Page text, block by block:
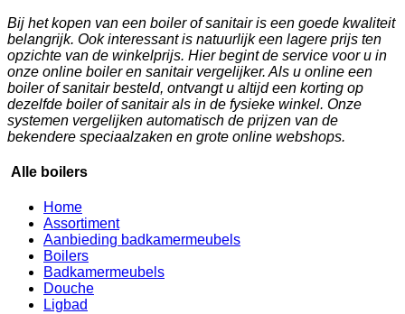
Bij het kopen van een boiler of sanitair is een goede kwaliteit
belangrijk. Ook interessant is natuurlijk een lagere prijs ten
opzichte van de winkelprijs. Hier begint de service voor u in
onze online boiler en sanitair vergelijker. Als u online een
boiler of sanitair besteld, ontvangt u altijd een korting op
dezelfde boiler of sanitair als in de fysieke winkel. Onze
systemen vergelijken automatisch de prijzen van de
bekendere speciaalzaken en grote online webshops.
Alle boilers
Home
Assortiment
Aanbieding badkamermeubels
Boilers
Badkamermeubels
Douche
Ligbad